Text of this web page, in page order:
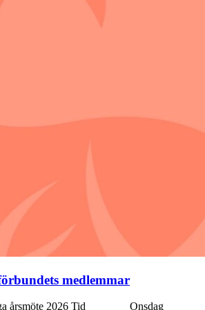
medlemmar
årsmöte 2026 Tid Onsdag